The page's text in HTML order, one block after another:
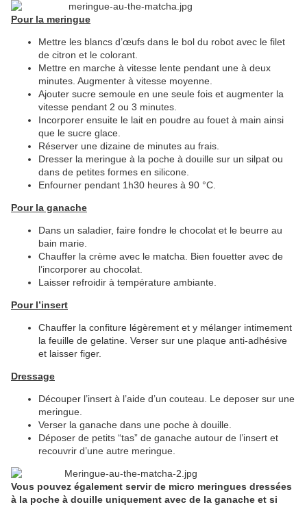
Pour la meringue
Mettre les blancs d’œufs dans le bol du robot avec le filet
de citron et le colorant.
Mettre en marche à vitesse lente pendant une à deux
minutes. Augmenter à vitesse moyenne.
Ajouter sucre semoule en une seule fois et augmenter la
vitesse pendant 2 ou 3 minutes.
Incorporer ensuite le lait en poudre au fouet à main ainsi
que le sucre glace.
Réserver une dizaine de minutes au frais.
Dresser la meringue à la poche à douille sur un silpat ou
dans de petites formes en silicone.
Enfourner pendant 1h30 heures à 90 °C.
Pour la ganache
Dans un saladier, faire fondre le chocolat et le beurre au
bain marie.
Chauffer la crème avec le matcha. Bien fouetter avec de
l’incorporer au chocolat.
Laisser refroidir à température ambiante.
Pour l’insert
Chauffer la confiture légèrement et y mélanger intimement
la feuille de gelatine. Verser sur une plaque anti-adhésive
et laisser figer.
Dressage
Découper l’insert à l’aide d’un couteau. Le deposer sur une
meringue.
Verser la ganache dans une poche à douille.
Déposer de petits “tas” de ganache autour de l’insert et
recouvrir d’une autre meringue.
Vous pouvez également servir de micro meringues dressées
à la poche à douille uniquement avec de la ganache et si